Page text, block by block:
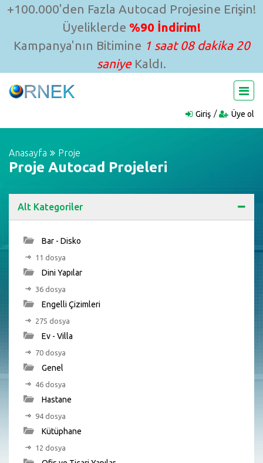
+100.000'den Fazla Autocad Projesine Erişin!
Üyeliklerde %90 İndirim!
Kampanya'nın Bitimine 1 saat 08 dakika 19
saniyeKaldı.
Giriş Üye ol
Anasayfa Proje
Proje Autocad Projeleri
Alt Kategoriler
Bar - Disko
11 dosya
Dini Yapılar
36 dosya
Engelli Çizimleri
275 dosya
Ev - Villa
70 dosya
Genel
46 dosya
Hastane
94 dosya
Kütüphane
12 dosya